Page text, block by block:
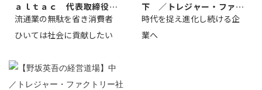
ａｌｔａｃ 代表取締役会
長三木田國夫
流通業の無駄を省き消費者
ひいては社会に貢献したい
下 ／トレジャー・ファク
トリー社長野坂...
時代を捉え進化し続ける企
業へ